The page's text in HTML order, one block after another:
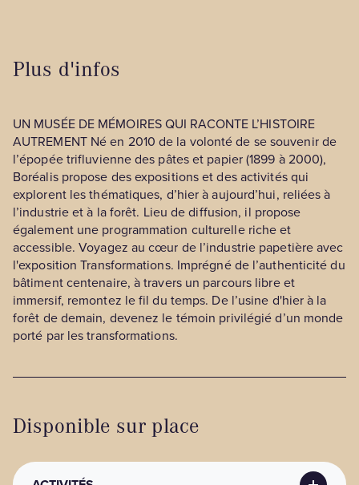
Plus d'infos
UN MUSÉE DE MÉMOIRES QUI RACONTE L’HISTOIRE
AUTREMENT Né en 2010 de la volonté de se souvenir de
l’épopée trifluvienne des pâtes et papier (1899 à 2000),
Boréalis propose des expositions et des activités qui
explorent les thématiques, d’hier à aujourd’hui, reliées à
l’industrie et à la forêt. Lieu de diffusion, il propose
également une programmation culturelle riche et
accessible. Voyagez au cœur de l’industrie papetière avec
l'exposition Transformations. Imprégné de l’authenticité du
bâtiment centenaire, à travers un parcours libre et
immersif, remontez le fil du temps. De l’usine d'hier à la
forêt de demain, devenez le témoin privilégié d’un monde
porté par les transformations.
Disponible sur place